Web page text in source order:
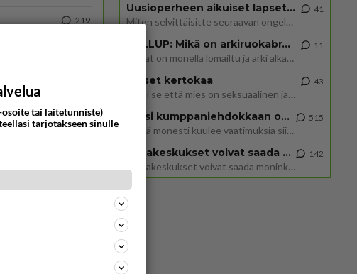
219
Uusioperheen aikuiset lapset tyhjentää jääkaapin käydessään
Miten selvittäisitte seuraavan ongelman, meillä on uusioperhe, minulla teini-ikäiset lapset ja puolisolla aikuiset, jotk
41
GALLUP: Mikä on arkiruokabravuurisi?
Lomat on monella lomailtu ja arki alkaa. Se voi tarkoittaa myös sitä, että grillailut on grillattu ja palataan arjen ruo
11
Naiset kertokaa
Miksi se että mies on seksuaalinen ja haluaa seksiä ja te olette hänen mielestänne haluttava on vastenmielistä? Mikä sii
43
Miksi kumppaniehdokkaan oma elämä on teille ongelma?
Täällä monesti kuulee vaatimuksia siitä, että kumppaniehdokkaalla ei saisi olla lemmikkejä, lapsia, kavereita, eksiä, su
515
Datakeskukset voivat saada moninkertaisesti enemmän palautuksia kuin mitä ne maksavat veroja
”Datakeskukset voivat saada moninkertaisesti enemmän palautuksia kuin mitä ne maksavat veroja”, sanoo professori Jussi K
142
tai laitetunniste)
tarjotakseen sinulle